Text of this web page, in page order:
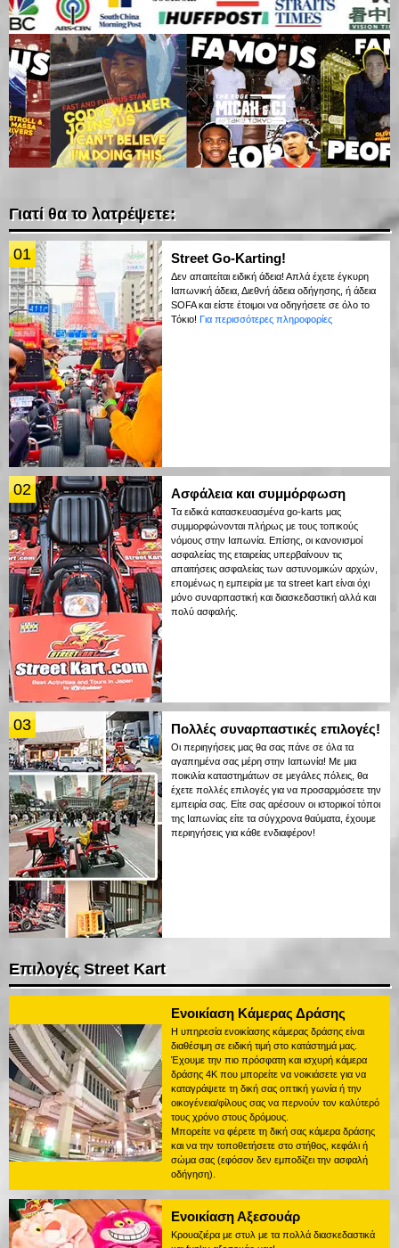
Γιατί θα το λατρέψετε:
01 Street Go-Karting!
Δεν απαιτείται ειδική άδεια! Απλά έχετε έγκυρη
Ιαπωνική άδεια, Διεθνή άδεια οδήγησης, ή άδεια
SOFA και είστε έτοιμοι να οδηγήσετε σε όλο το
Τόκιο! Για περισσότερες πληροφορίες
02 Ασφάλεια και συμμόρφωση
Τα ειδικά κατασκευασμένα go-karts μας
συμμορφώνονται πλήρως με τους τοπικούς
νόμους στην Ιαπωνία. Επίσης, οι κανονισμοί
ασφαλείας της εταιρείας υπερβαίνουν τις
απαιτήσεις ασφαλείας των αστυνομικών αρχών,
επομένως η εμπειρία με τα street kart είναι όχι
μόνο συναρπαστική και διασκεδαστική αλλά και
πολύ ασφαλής.
03 Πολλές συναρπαστικές επιλογές!
Οι περιηγήσεις μας θα σας πάνε σε όλα τα
αγαπημένα σας μέρη στην Ιαπωνία! Με μια
ποικιλία καταστημάτων σε μεγάλες πόλεις, θα
έχετε πολλές επιλογές για να προσαρμόσετε την
εμπειρία σας. Είτε σας αρέσουν οι ιστορικοί τόποι
της Ιαπωνίας είτε τα σύγχρονα θαύματα, έχουμε
περιηγήσεις για κάθε ενδιαφέρον!
Επιλογές Street Kart
Ενοικίαση Κάμερας Δράσης
Η υπηρεσία ενοικίασης κάμερας δράσης είναι
διαθέσιμη σε ειδική τιμή στο κατάστημά μας.
Έχουμε την πιο πρόσφατη και ισχυρή κάμερα
δράσης 4K που μπορείτε να νοικιάσετε για να
καταγράψετε τη δική σας οπτική γωνία ή την
οικογένεια/φίλους σας να περνούν τον καλύτερό
τους χρόνο στους δρόμους.
Μπορείτε να φέρετε τη δική σας κάμερα δράσης
και να την τοποθετήσετε στο στήθος, κεφάλι ή
σώμα σας (εφόσον δεν εμποδίζει την ασφαλή
οδήγηση).
Ενοικίαση Αξεσουάρ
Κρουαζιέρα με στυλ με τα πολλά διασκεδαστικά